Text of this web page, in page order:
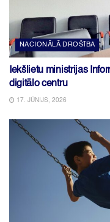
NACIONĀLĀ DROŠĪBA
Iekšlietu ministrijas
digitālo centru
17. JŪNIJS, 2026